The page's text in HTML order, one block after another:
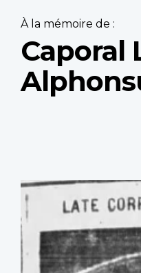
À la mémoire de :
Caporal